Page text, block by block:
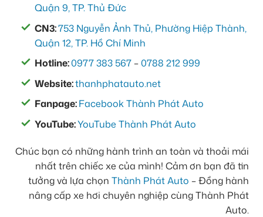
Quận 9, TP. Thủ Đức
CN3:753 Nguyễn Ảnh Thủ, Phường Hiệp Thành,
Quận 12, TP. Hồ Chí Minh
Hotline:0977 383 567 –0788 212 999
Website:thanhphatauto.net
Fanpage:Facebook Thành Phát Auto
YouTube:YouTube Thành Phát Auto
Chúc bạn có những hành trình an toàn và thoải mái
nhất trên chiếc xe của mình! Cảm ơn bạn đã tin
tưởng và lựa chọn Thành Phát Auto – Đồng hành
nâng cấp xe hơi chuyên nghiệp cùng Thành Phát
Auto.